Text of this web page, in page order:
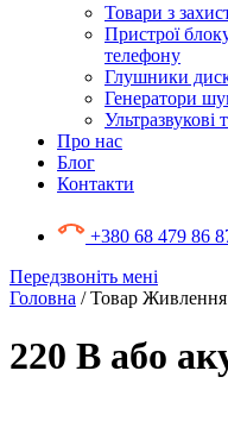
Товари з
Пристрої
телефону
Глушники
Генератори
Ультразвукові
Про нас
Блог
Контакти
+380 68 479 86
Передзвоніть мені
Головна / Товар
220 В або